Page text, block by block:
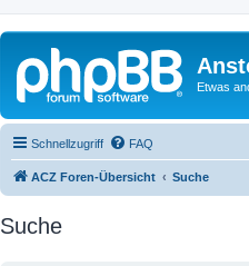
Etwas
Schnellzugriff FAQ
ACZ Foren-Übersicht Suche
Suche